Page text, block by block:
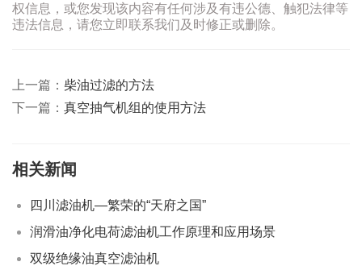
权信息，或您发现该内容有任何涉及有违公德、触犯法律等
违法信息，请您立即联系我们及时修正或删除。
上一篇： 柴油过滤的方法
下一篇： 真空抽气机组的使用方法
相关新闻
四川滤油机—繁荣的“天府之国”
润滑油净化电荷滤油机工作原理和应用场景
双级绝缘油真空滤油机